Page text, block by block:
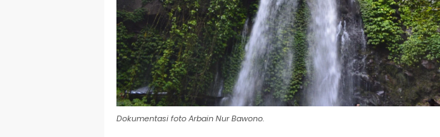
Dokumentasi foto Arbain Nur Bawono.